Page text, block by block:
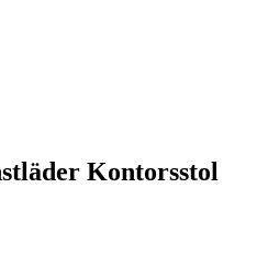
Kontorsstol